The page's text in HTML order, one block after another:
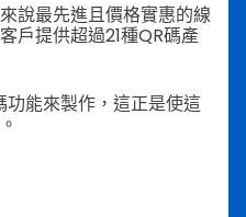
說最先進且價格實惠的線
戶提供超過21種QR碼產
能來製作，這正是使這